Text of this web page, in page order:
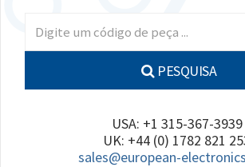
PESQUISA
USA: +1 315-367-3939
UK: +44 (0) 1782 821
sales@european-